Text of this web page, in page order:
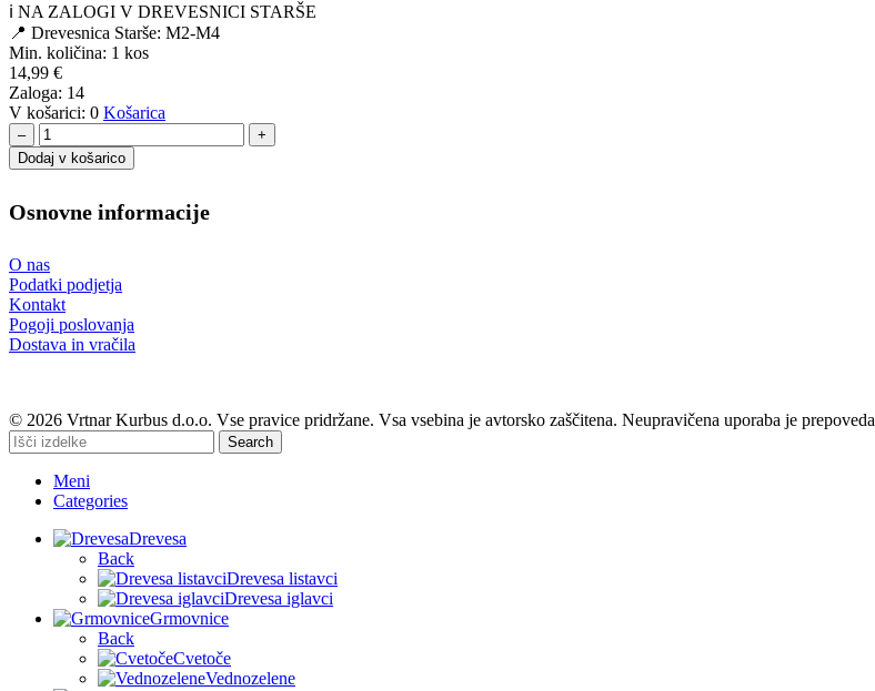
ℹ️ NA ZALOGI V DREVESNICI STARŠE
📍 Drevesnica Starše: M2-M4
Min. količina: 1 kos
14,99 €
Zaloga: 14
V košarici: 0 Košarica
–
+
Dodaj v košarico
Osnovne informacije
O nas
Podatki podjetja
Kontakt
Pogoji poslovanja
Dostava in vračila
© 2026 Vrtnar Kurbus d.o.o. Vse pravice pridržane. Vsa vsebina je avtorsko zaščitena. Neupravičena uporaba je
Search
Meni
Categories
Drevesa
Back
Drevesa listavci
Drevesa iglavci
Grmovnice
Back
Cvetoče
Vednozelene